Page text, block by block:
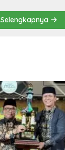
Selengkapnya